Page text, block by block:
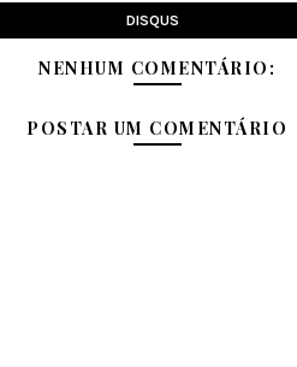
DISQUS
NENHUM COMENTÁRIO:
POSTAR UM COMENTÁRIO